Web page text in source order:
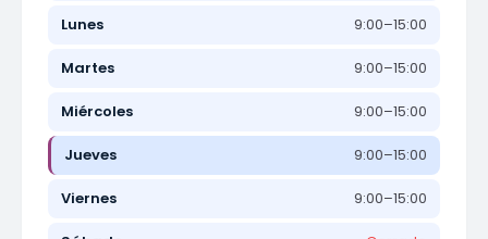
Lunes 9:00–15:00
Martes 9:00–15:00
Miércoles 9:00–15:00
Jueves 9:00–15:00
Viernes 9:00–15:00